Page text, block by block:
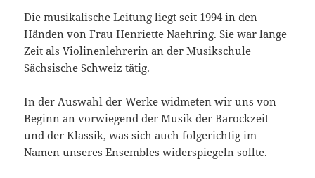
Die musikalische Leitung liegt seit 1994 in den
Händen von Frau Henriette Naehring. Sie war lange
Zeit als Violinenlehrerin an derMusikschule
Sächsische Schweiz tätig.
In der Auswahl der Werke widmeten wir uns von
Beginn an vorwiegend der Musik der Barockzeit
und der Klassik, was sich auch folgerichtig im
Namen unseres Ensembles widerspiegeln sollte.